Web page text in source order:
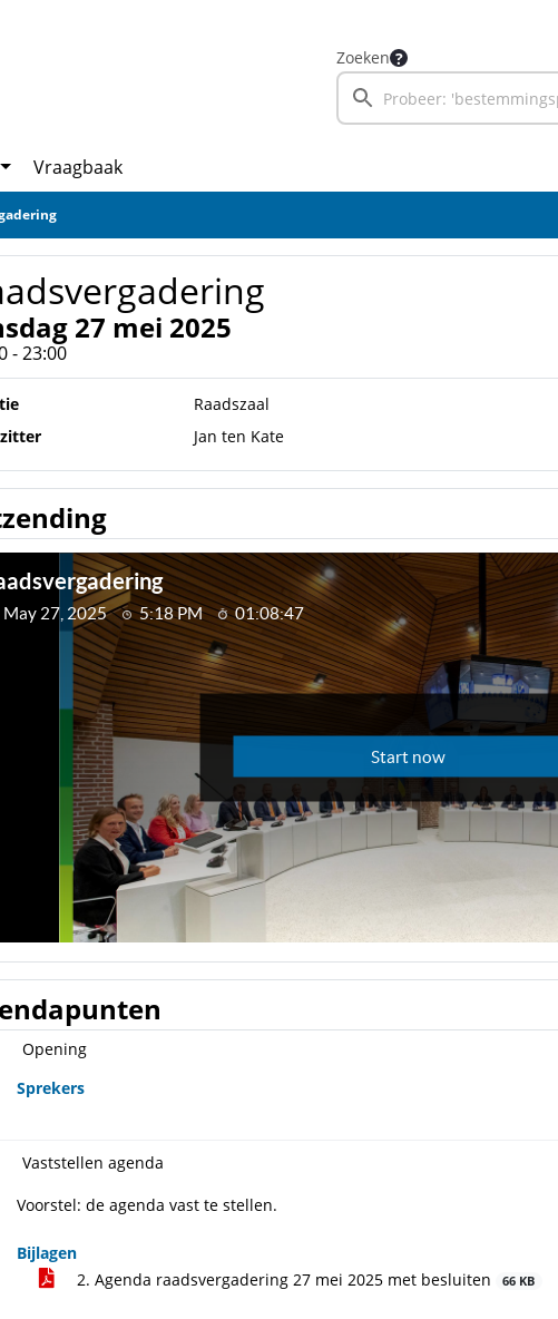
Zoeken
Vraagbaak
27 mei 2025
- 23:00
Raadszaal
Jan ten Kate
Opening
Sprekers
Vaststellen agenda
Voorstel: de agenda vast te stellen.
Bijlagen
2. Agenda raadsvergadering 27 mei 2025 met besluiten
66 KB